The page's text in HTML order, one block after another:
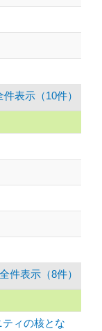
件表示（10件）
全件表示（8件）
ィの核とな